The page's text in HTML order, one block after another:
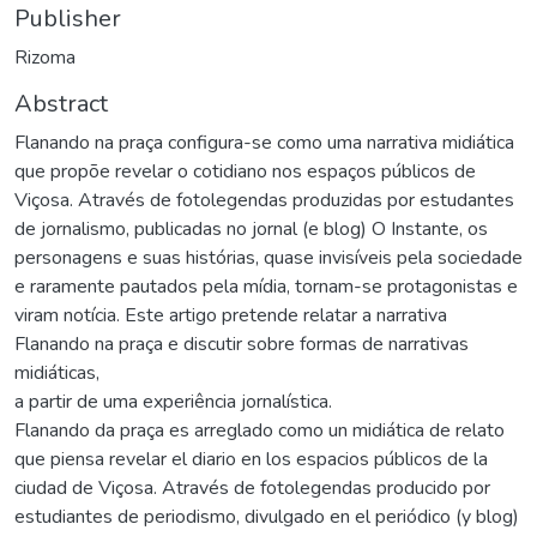
Publisher
Rizoma
Abstract
Flanando na praça configura-se como uma narrativa midiática
que propõe revelar o cotidiano nos espaços públicos de
Viçosa. Através de fotolegendas produzidas por estudantes
de jornalismo, publicadas no jornal (e blog) O Instante, os
personagens e suas histórias, quase invisíveis pela sociedade
e raramente pautados pela mídia, tornam-se protagonistas e
viram notícia. Este artigo pretende relatar a narrativa
Flanando na praça e discutir sobre formas de narrativas
midiáticas,
a partir de uma experiência jornalística.
Flanando da praça es arreglado como un midiática de relato
que piensa revelar el diario en los espacios públicos de la
ciudad de Viçosa. Através de fotolegendas producido por
estudiantes de periodismo, divulgado en el periódico (y blog)